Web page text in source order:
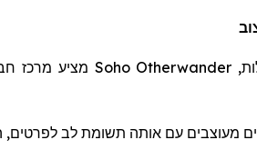
Otherwander
Soho מציע מרכז
מעוצבים עם אותה תשומת לב לפרטים,